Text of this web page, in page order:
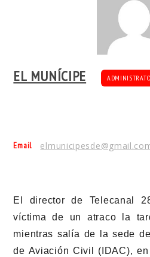
EL MUNÍCIPE
Email
El director de Telecanal
víctima de un atraco la
mientras salía de la sede
de Aviación Civil (IDAC),